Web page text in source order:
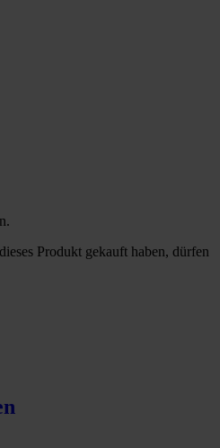
Produkt gekauft haben, dürfen